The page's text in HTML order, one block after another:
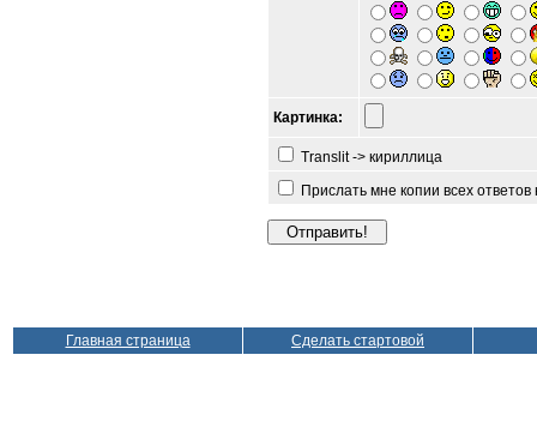
Картинка:
Translit -> кириллица
Прислать мне копии всех
Главная страница Сделать стартовой